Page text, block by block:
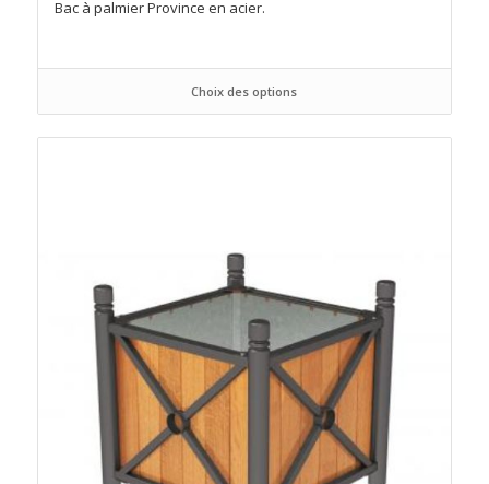
Bac à palmier Province en acier.
Choix des options